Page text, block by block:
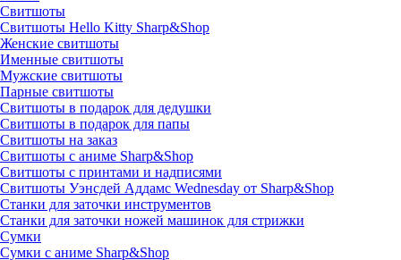
Свитшоты
Cвитшоты Hello Kitty Sharp&Shop
Женские свитшоты
Именные свитшоты
Мужские свитшоты
Парные свитшоты
Свитшоты в подарок для дедушки
Свитшоты в подарок для папы
Свитшоты на заказ
Свитшоты с аниме Sharp&Shop
Свитшоты с принтами и надписями
Свитшоты Уэнсдей Аддамс Wednesday от Sharp&Shop
Станки для заточки инструментов
Станки для заточки ножей машинок для стрижки
Сумки
Сумки с аниме Sharp&Shop